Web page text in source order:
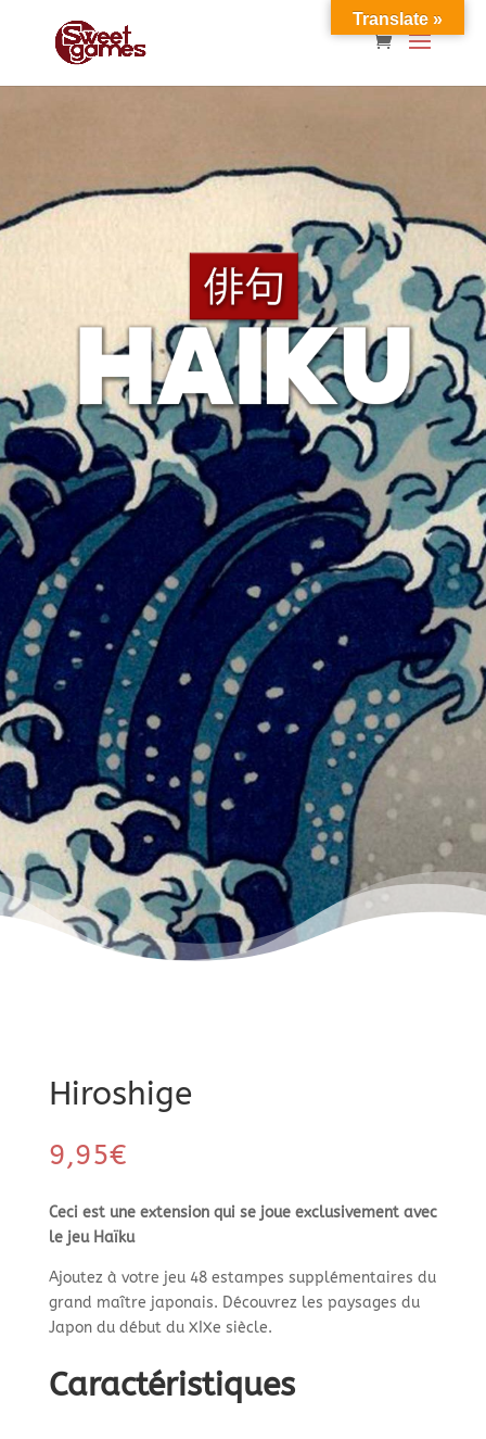
Hiroshige
9,95€
Ceci est une extension qui se joue exclusivement avec
le jeu Haïku
Ajoutez à votre jeu 48 estampes supplémentaires du
grand maître japonais. Découvrez les paysages du
Japon du début du XIXe siècle.
Caractéristiques
Translate »